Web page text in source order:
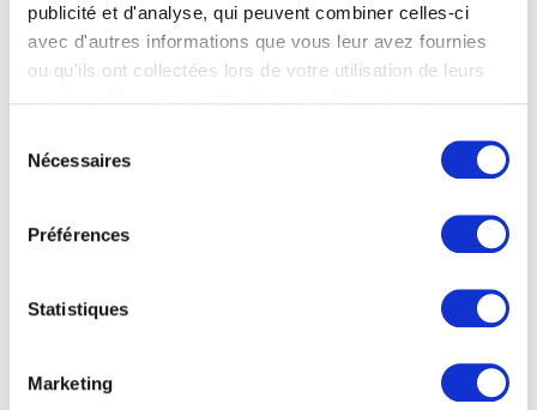
publicité et d'analyse, qui peuvent combiner celles-ci
avec d'autres informations que vous leur avez fournies
ou qu'ils ont collectées lors de votre utilisation de leurs
Nécessaires
Préférences
Statistiques
Marketing